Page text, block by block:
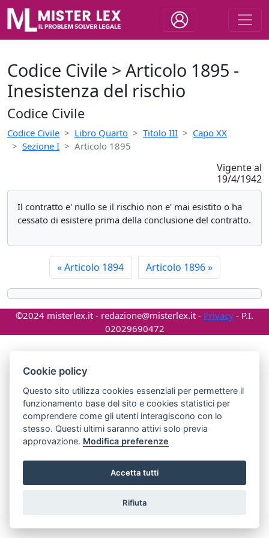
Codice Civile > Articolo 1895 -
Inesistenza del rischio
Codice Civile
Codice Civile Libro Quarto Titolo III
Capo XX
Sezione I
Articolo 1895
Vigente al
19/4/1942
Il contratto e' nullo se il rischio non e' mai esistito o ha
cessato di esistere prima della conclusione del contratto.
«Articolo 1894 Articolo 1896»
©2024 misterlex.it - redazione@misterlex.it - Privacy - P.I.
02029690472
Cookie policy
Questo sito utilizza cookies essenziali per permettere il
funzionamento base del sito e cookies statistici per
comprendere come gli utenti interagiscono con lo
stesso. Questi ultimi saranno attivi solo previa
approvazione. Modifica preferenze
Accetta tutti
Rifiuta